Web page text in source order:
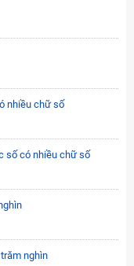
nhiều chữ số
số có nhiều chữ số
nghìn